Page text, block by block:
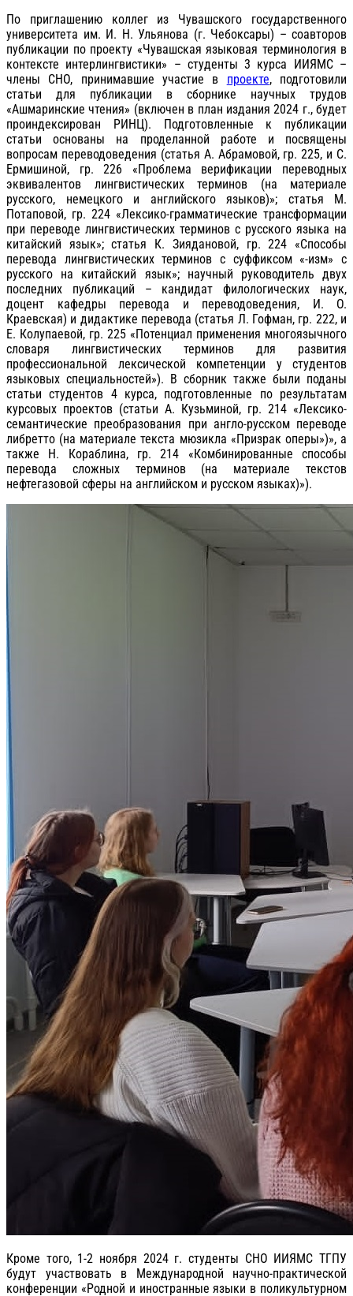
По приглашению коллег из Чувашского государственного
университета им. И. Н. Ульянова (г. Чебоксары) – соавторов
публикации по проекту «Чувашская языковая терминология в
контексте интерлингвистики» – студенты 3 курса ИИЯМС –
члены СНО, принимавшие участие в проекте, подготовили
статьи для публикации в сборнике научных трудов
«Ашмаринские чтения» (включен в план издания 2024 г., будет
проиндексирован РИНЦ). Подготовленные к публикации
статьи основаны на проделанной работе и посвящены
вопросам переводоведения (статья А. Абрамовой, гр. 225, и С.
Ермишиной, гр. 226 «Проблема верификации переводных
эквивалентов лингвистических терминов (на материале
русского, немецкого и английского языков)»; статья М.
Потаповой, гр. 224 «Лексико-грамматические трансформации
при переводе лингвистических терминов с русского языка на
китайский язык»; статья К. Зиядановой, гр. 224 «Способы
перевода лингвистических терминов с суффиксом «-изм» с
русского на китайский язык»; научный руководитель двух
последних публикаций – кандидат филологических наук,
доцент кафедры перевода и переводоведения, И. О.
Краевская) и дидактике перевода (статья Л. Гофман, гр. 222, и
Е. Колупаевой, гр. 225 «Потенциал применения многоязычного
словаря лингвистических терминов для развития
профессиональной лексической компетенции у студентов
языковых специальностей»). В сборник также были поданы
статьи студентов 4 курса, подготовленные по результатам
курсовых проектов (статьи А. Кузьминой, гр. 214 «Лексико-
семантические преобразования при англо-русском переводе
либретто (на материале текста мюзикла «Призрак оперы»)», а
также Н. Кораблина, гр. 214 «Комбинированные способы
перевода сложных терминов (на материале текстов
нефтегазовой сферы на английском и русском языках)»).
Кроме того, 1-2 ноября 2024 г. студенты СНО ИИЯМС ТГПУ
будут участвовать в Международной научно-практической
конференции «Родной и иностранные языки в поликультурном